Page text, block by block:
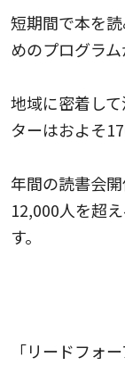
短期間で本を
めのプログラ
地域に密着し
ターはおよそ
年間の読書会
12,000人を超
す。
「リードフォ